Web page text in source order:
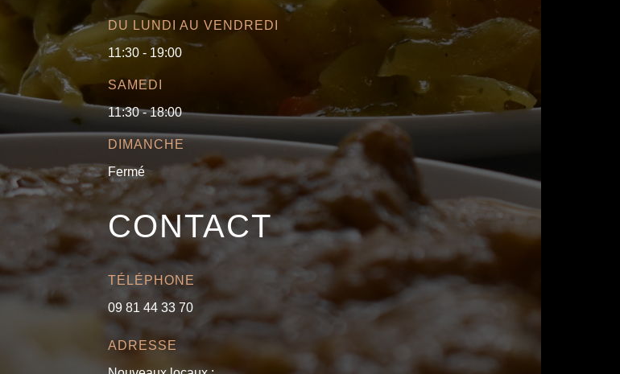
DU LUNDI AU VENDREDI
11:30 - 19:00
SAMEDI
11:30 - 18:00
DIMANCHE
Fermé
CONTACT
TÉLÉPHONE
09 81 44 33 70
ADRESSE